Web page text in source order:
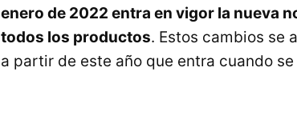
enero de 2022 entra en vigor la nueva
todos los productos. Estos cambios se
a partir de este año que entra cuando